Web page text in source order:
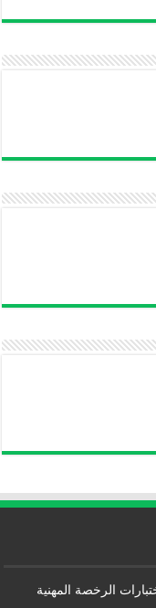
الرخصة المهنية